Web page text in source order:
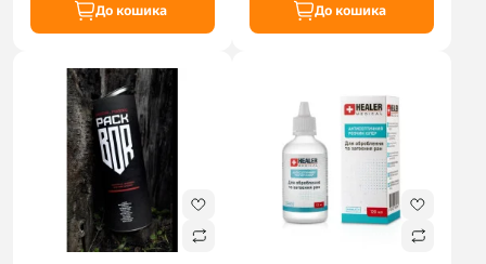
До кошика До кошика